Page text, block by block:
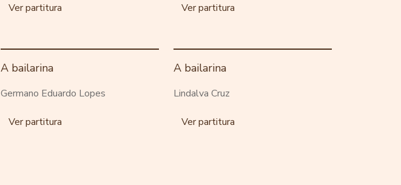
Ver partitura Ver partitura
A bailarina
Germano Eduardo Lopes
Ver partitura
A bailarina
Lindalva Cruz
Ver partitura